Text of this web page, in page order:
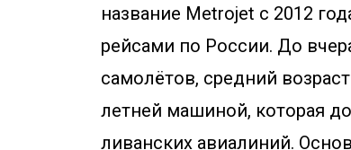
название Metrojet с 2012
рейсами по России. До
самолётов, средний
летней машиной, которая
ливанских авиалиний.